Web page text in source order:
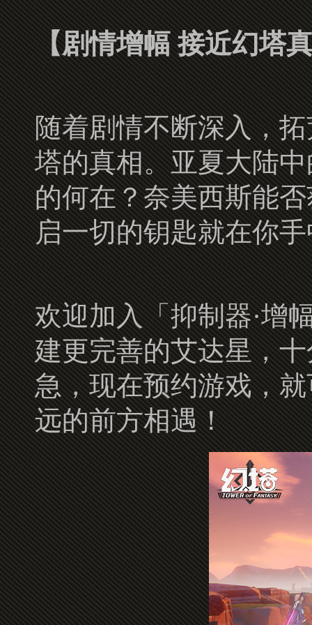
【剧情增幅 接近幻塔
随着剧情不断深入，
塔的真相。亚夏大陆
的何在？奈美西斯能
启一切的钥匙就在你
欢迎加入「抑制器·增
建更完善的艾达星，
急，现在预约游戏，
远的前方相遇！